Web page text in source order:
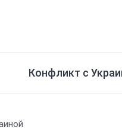
Конфликт с